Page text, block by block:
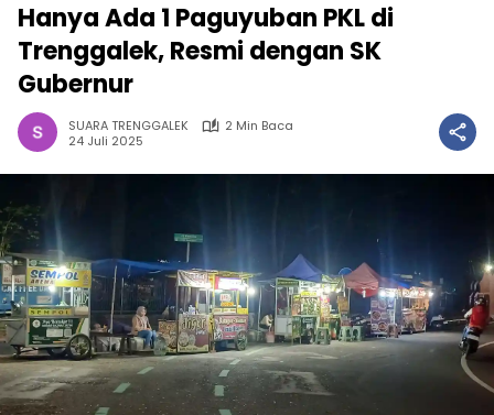
Hanya Ada 1 Paguyuban PKL di
Trenggalek, Resmi dengan SK
Gubernur
SUARA TRENGGALEK
2 Min Baca
24 Juli 2025